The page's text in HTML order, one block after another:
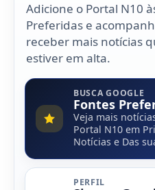
Adicione o Portal N10
Preferidas e
receber mais notícias
estiver em alta.
BUSCA GOOGLE
Fontes
Veja mais
Portal N10 em
Notícias e Das
PERFIL